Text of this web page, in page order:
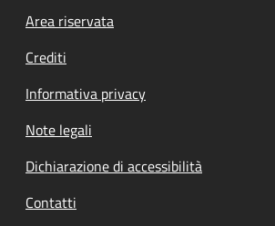
Footer menu
Area riservata
Crediti
Informativa privacy
Note legali
Dichiarazione di accessibilità
Contatti